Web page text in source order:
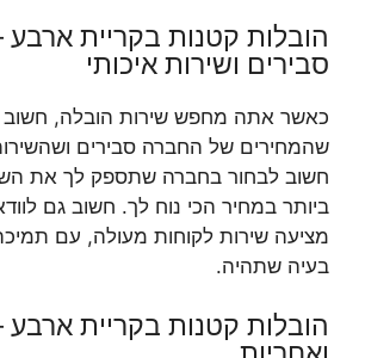
הובלות קטנות בקריית
סבירים ושירות איכותי
כאשר אתה מחפש שירות הובלה, חשוב
שהמחירים של החברה סבירים
חשוב לבחור בחברה שתספק לך את
ביותר במחיר הכי נוח לך. חשוב גם
מציעה שירות לקוחות מעולה, עם
בעיה שתהיה.
הובלות קטנות בקריית